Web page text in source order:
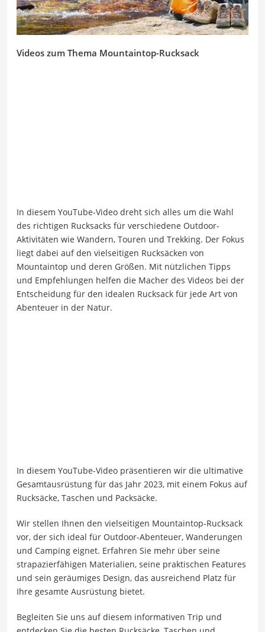
Videos zum Thema Mountaintop-Rucksack
In diesem YouTube-Video dreht sich alles um die Wahl
des richtigen Rucksacks für verschiedene Outdoor-
Aktivitäten wie Wandern, Touren und Trekking. Der Fokus
liegt dabei auf den vielseitigen Rucksäcken von
Mountaintop und deren Größen. Mit nützlichen Tipps
und Empfehlungen helfen die Macher des Videos bei der
Entscheidung für den idealen Rucksack für jede Art von
Abenteuer in der Natur.
In diesem YouTube-Video präsentieren wir die ultimative
Gesamtausrüstung für das Jahr 2023, mit einem Fokus auf
Rucksäcke, Taschen und Packsäcke.
Wir stellen Ihnen den vielseitigen Mountaintop-Rucksack
vor, der sich ideal für Outdoor-Abenteuer, Wanderungen
und Camping eignet. Erfahren Sie mehr über seine
strapazierfähigen Materialien, seine praktischen Features
und sein geräumiges Design, das ausreichend Platz für
Ihre gesamte Ausrüstung bietet.
Begleiten Sie uns auf diesem informativen Trip und